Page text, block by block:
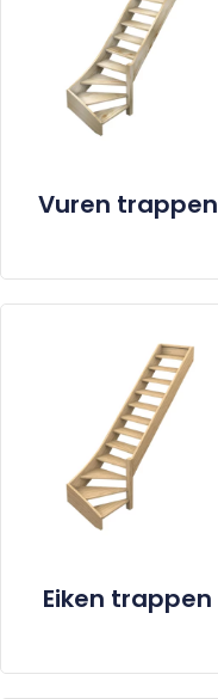
Vuren trappen
Eiken trappen